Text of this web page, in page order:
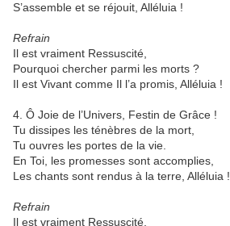
S’assemble et se réjouit, Alléluia !
Refrain
Il est vraiment Ressuscité,
Pourquoi chercher parmi les morts ?
Il est Vivant comme Il l’a promis, Alléluia !
4. Ô Joie de l’Univers, Festin de Grâce !
Tu dissipes les ténèbres de la mort,
Tu ouvres les portes de la vie.
En Toi, les promesses sont accomplies,
Les chants sont rendus à la terre, Alléluia !
Refrain
Il est vraiment Ressuscité,